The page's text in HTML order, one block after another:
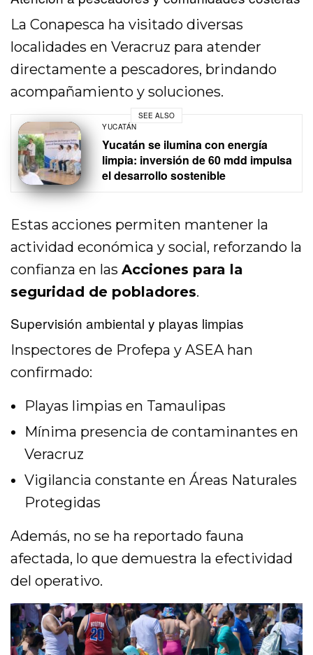
La Conapesca ha visitado diversas
localidades en Veracruz para atender
directamente a pescadores, brindando
acompañamiento y soluciones.
SEE ALSO
YUCATÁN
Yucatán se ilumina con energía
limpia: inversión de 60 mdd impulsa
el desarrollo sostenible
Estas acciones permiten mantener la
actividad económica y social, reforzando la
confianza en lasAcciones para la
seguridad de pobladores.
Supervisión ambiental y playas limpias
Inspectores de Profepa y ASEA han
confirmado:
Playas limpias en Tamaulipas
Mínima presencia de contaminantes en
Veracruz
Vigilancia constante en Áreas Naturales
Protegidas
Además, no se ha reportado fauna
afectada, lo que demuestra la efectividad
del operativo.